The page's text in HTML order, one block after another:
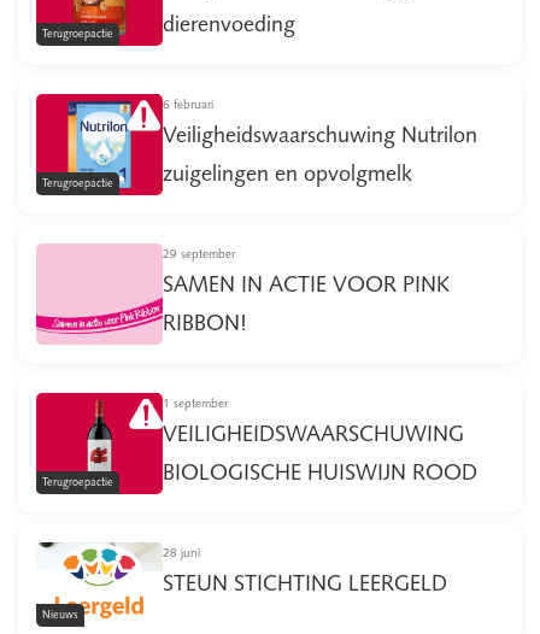
dierenvoeding
Terugroepactie
6 februari
Veiligheidswaarschuwing Nutrilon
zuigelingen en opvolgmelk
Terugroepactie
29 september
SAMEN IN ACTIE VOOR PINK
RIBBON!
1 september
VEILIGHEIDSWAARSCHUWING
BIOLOGISCHE HUISWIJN ROOD
Terugroepactie
28 juni
STEUN STICHTING LEERGELD
Nieuws